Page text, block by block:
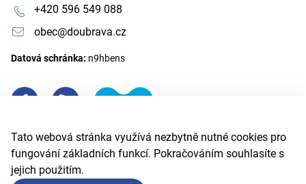
Tato webová stránka využívá nezbytně nutné cookies pro
fungování základních funkcí. Pokračováním souhlasíte s
jejich použitím.
+420 596 549 088
obec@doubrava.cz
Datová schránka: n9hbens